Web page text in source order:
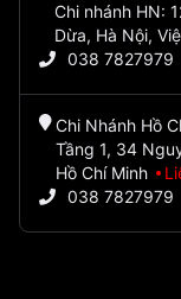
Chi nhánh HN:
Dừa, Hà Nội,
038 7827979
Chi Nhánh Hồ
Tầng 1, 34
Hồ Chí Minh
038 7827979